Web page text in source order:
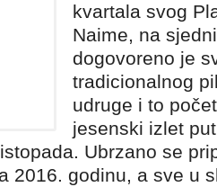
kvartala svog
Naime, na
dogovoreno je
tradicionalnog
udruge i to
jesenski izlet
Ubrzano se
2016. godinu, a sve u